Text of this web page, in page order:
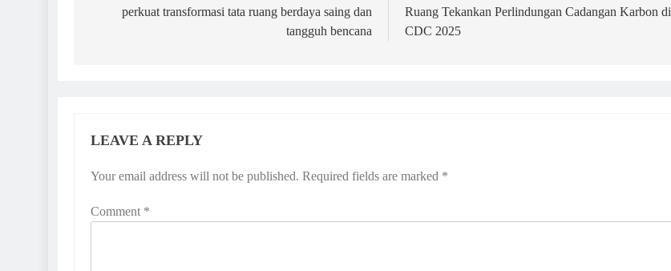
perkuat transformasi tata ruang berdaya saing dan
tangguh bencana
Ruang Tekankan Perlindungan Cadangan Karbon di
CDC 2025
LEAVE A REPLY
Your email address will not be published. Required fields are marked *
Comment *